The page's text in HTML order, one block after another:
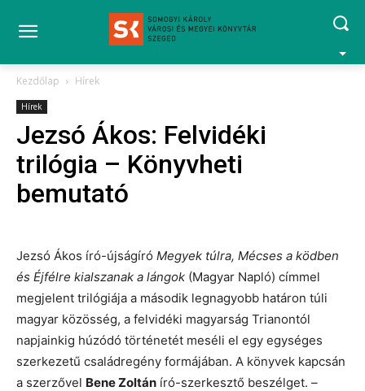
Kezdőlap Hírek
Hírek
Jezsó Ákos: Felvidéki
trilógia – Könyvheti
bemutató
Jezsó Ákos író-újságíró Megyek túlra, Mécses a ködben
és Éjfélre kialszanak a lángok (Magyar Napló) címmel
megjelent trilógiája a második legnagyobb határon túli
magyar közösség, a felvidéki magyarság Trianontól
napjainkig húzódó történetét meséli el egy egységes
szerkezetű családregény formájában. A könyvek kapcsán
a szerzővel Bene Zoltán író-szerkesztő beszélget. –